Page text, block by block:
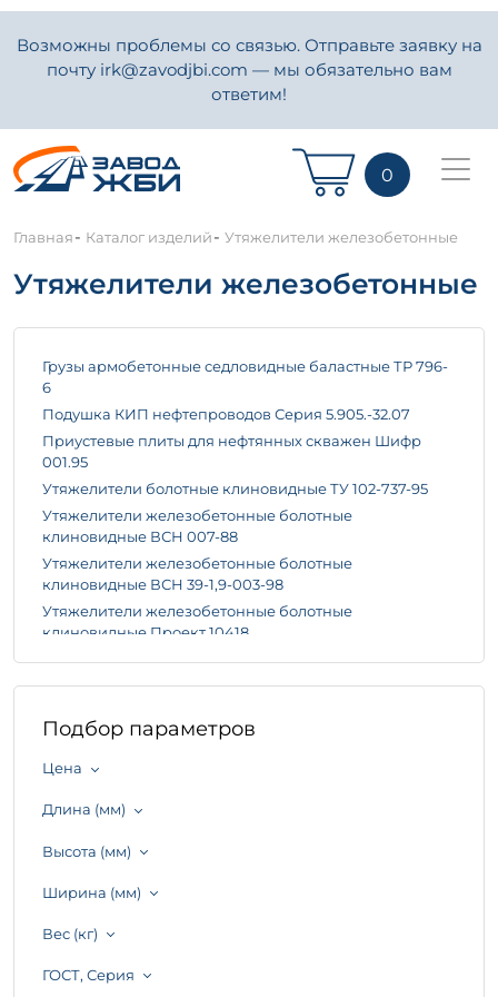
Возможны проблемы со связью. Отправьте заявку на
почту irk@zavodjbi.com — мы обязательно вам
ответим!
0
Главная- Каталог изделий- Утяжелители железобетонные
Утяжелители железобетонные
Грузы армобетонные седловидные баластные ТР 796-
6
Подушка КИП нефтепроводов Серия 5.905.-32.07
Приустевые плиты для нефтянных скважен Шифр
001.95
Утяжелители болотные клиновидные ТУ 102-737-95
Утяжелители железобетонные болотные
клиновидные ВСН 007-88
Утяжелители железобетонные болотные
клиновидные ВСН 39-1,9-003-98
Утяжелители железобетонные болотные
клиновидные Проект 10418
Утяжелители железобетонные болотные
клиновидные ТУ 102-738-95
типа ВСН 39-1,9-003-98
Утяжелители железобетонные сборные кольцевые
типа Проект 994
Утяжелители железобетонные сборные кольцевые
Утяжелители железобетонные сборные кольцевые
Утяжелители поясные ТУ 102-79
Утяжелители сборные железобетонные
Подбор параметров
Цена
Длина (мм)
Высота (мм)
Ширина (мм)
Вес (кг)
ГОСТ, Серия